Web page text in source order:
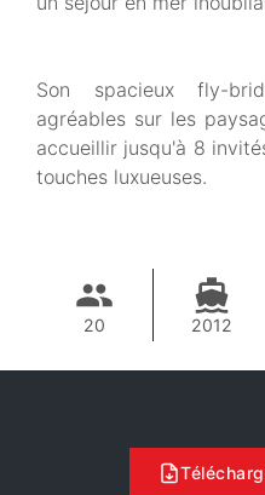
Son spacieux fly-
agréables sur les
accueillir jusqu'à 8
touches luxueuses.
20 2012